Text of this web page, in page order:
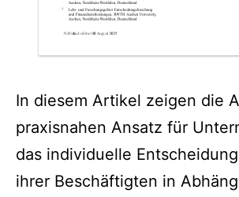
In diesem Artikel zeigen die
praxisnahen Ansatz für
das individuelle
ihrer Beschäftigten in